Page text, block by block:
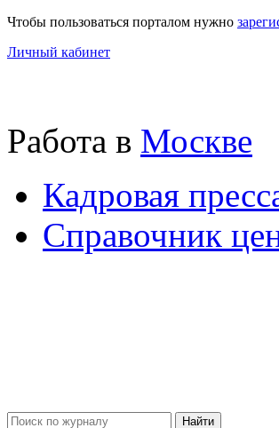
Чтобы пользоваться порталом нужно
Личный кабинет
Работа в Москве
Кадровая
Справочник